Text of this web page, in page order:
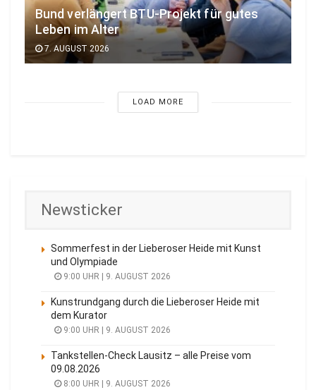
Bund verlängert BTU-Projekt für gutes
Leben im Alter
7. AUGUST 2026
LOAD MORE
Newsticker
Sommerfest in der Lieberoser Heide mit Kunst
und Olympiade
9:00 UHR | 9. AUGUST 2026
Kunstrundgang durch die Lieberoser Heide mit
dem Kurator
9:00 UHR | 9. AUGUST 2026
Tankstellen-Check Lausitz – alle Preise vom
09.08.2026
8:00 UHR | 9. AUGUST 2026